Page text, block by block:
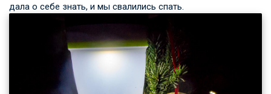
дала о себе знать, и мы свалились спать.